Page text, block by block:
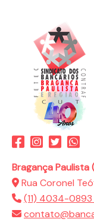
Bragança Paulista
Rua Coronel
(11) 4034-0893